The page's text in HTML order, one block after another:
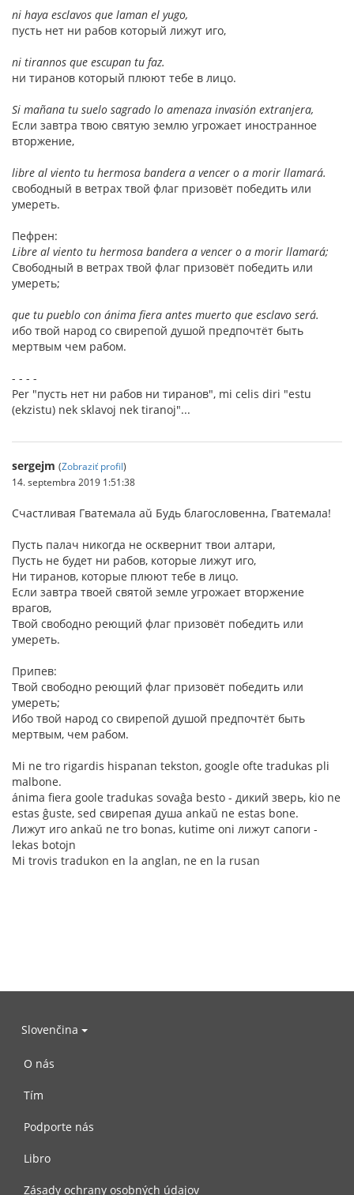
ni haya esclavos que laman el yugo,
пусть нет ни рабов который лижут иго,
ni tirannos que escupan tu faz.
ни тиранов который плюют тебе в лицо.
Si mañana tu suelo sagrado lo amenaza invasión extranjera,
Если завтра твою святую землю угрожает иностранное
вторжение,
libre al viento tu hermosa bandera a vencer o a morir llamará.
свободный в ветрах твой флаг призовёт победить или
умереть.
Пефрен:
Libre al viento tu hermosa bandera a vencer o a morir llamará;
Свободный в ветрах твой флаг призовёт победить или
умереть;
que tu pueblo con ánima fiera antes muerto que esclavo será.
ибо твой народ со свирепой душой предпочтёт быть
мертвым чем рабом.
- - - -
Per "пусть нет ни рабов ни тиранов", mi celis diri "estu
(ekzistu) nek sklavoj nek tiranoj"...
sergejm (Zobraziť profil)
14. septembra 2019 1:51:38
Счастливая Гватемала aŭ Будь благословенна, Гватемала!
Пусть палач никогда не осквернит твои алтари,
Пусть не будет ни рабов, которые лижут иго,
Ни тиранов, которые плюют тебе в лицо.
Если завтра твоей святой земле угрожает вторжение
врагов,
Твой свободно реющий флаг призовёт победить или
умереть.
Припев:
Твой свободно реющий флаг призовёт победить или
умереть;
Ибо твой народ со свирепой душой предпочтёт быть
мертвым, чем рабом.
Mi ne tro rigardis hispanan tekston, google ofte tradukas pli
malbone.
ánima fiera goole tradukas sovaĝa besto - дикий зверь, kio ne
estas ĝuste, sed свирепая душа ankaŭ ne estas bone.
Лижут иго ankaŭ ne tro bonas, kutime oni лижут сапоги -
lekas botojn
Mi trovis tradukon en la anglan, ne en la rusan
Slovenčina
O nás
Tím
Podporte nás
Libro
Zásady ochrany osobných údajov